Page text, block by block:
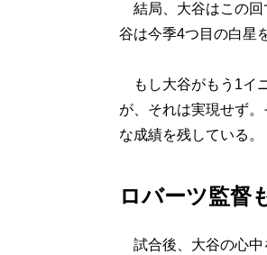
結局、大谷はこの回
谷は今季4つ目の白星
もし大谷がもう1イ
が、それは実現せず
な成績を残している。
ロバーツ監督
試合後、大谷の心中